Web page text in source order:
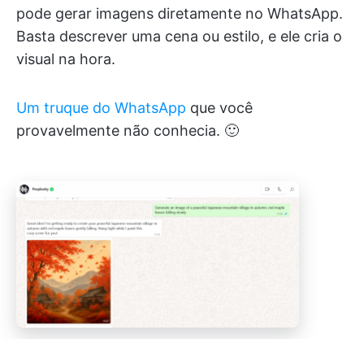
pode gerar imagens diretamente no WhatsApp.
Basta descrever uma cena ou estilo, e ele cria o
visual na hora.
Um truque do WhatsApp que você
provavelmente não conhecia. 🙂